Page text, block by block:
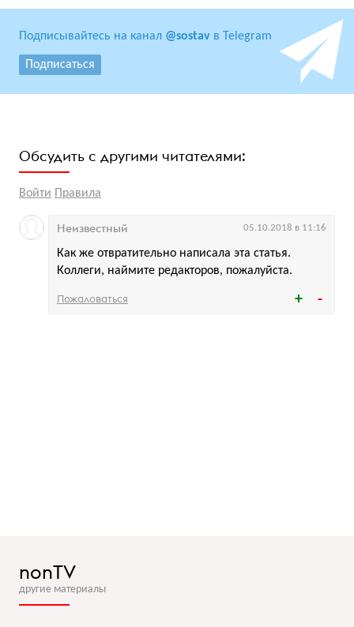
Подписывайтесь на канал @sostav в Telegram
Подписаться
Обсудить с другими читателями:
Войти Правила
Как же отвратительно написала эта статья.
Коллеги, наймите редакторов, пожалуйста.
Неизвестный 05.10.2018 в 11:16
Пожаловаться
nonTV
другие материалы